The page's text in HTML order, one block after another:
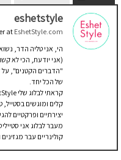
eshetstyle
at EshetStyle.com
(אני יודעת, הכי לא
"הדברים הקטנים", על
של הכל יחד.
קלים ומוגשים בסטייל,
יצירתיים ופרקטיים
מעבר לבלוג אני
קולינריים עבר